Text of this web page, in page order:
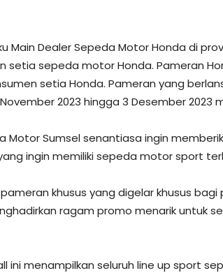
Main Dealer Sepeda Motor Honda di
setia sepeda motor Honda. Pameran
setia Honda. Pameran yang
2023 hingga 3 Desember 2023
Motor Sumsel senantiasa ingin
ingin memiliki sepeda motor sport
khusus yang digelar khusus
ragam promo menarik untuk
ini menampilkan seluruh line up sport